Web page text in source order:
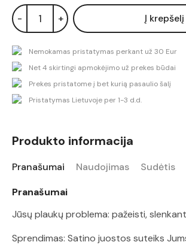
- + Į krepšelį
Nemokamas pristatymas perkant už 30 Eur
Net 4 skirtingi apmokėjimo už prekes būdai
Prekes pristatome į bet kurią pasaulio šalį
Pristatymas Lietuvoje per 1-3 d.d.
Produkto informacija
Pranašumai Naudojimas Sudėtis
Pranašumai
Jūsų plaukų problema: pažeisti,
Sprendimas: Satino juostos suteiks